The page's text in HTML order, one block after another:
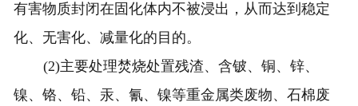
有害物质封闭在固化体内不被浸出，从而达到稳定
化、无害化、减量化的目的。
(2)主要处理焚烧处置残渣、含铍、铜、锌、
镍、铬、铅、汞、氰、镍等重金属类废物、石棉废